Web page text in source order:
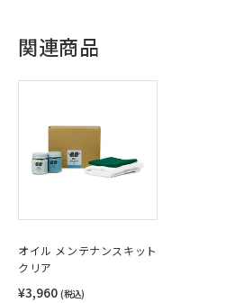
関連商品
オイル メンテナンスキット
クリア
¥3,960 (税込)